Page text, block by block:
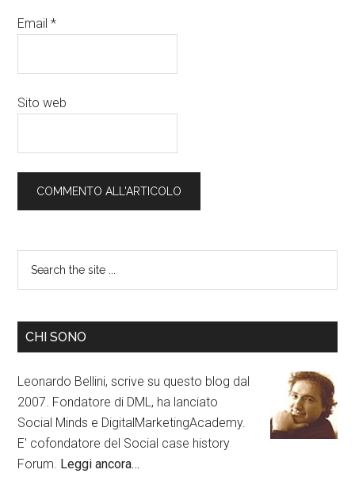
Email*
Sito web
CHI SONO
Leonardo Bellini, scrive su questo blog dal
2007. Fondatore di DML, ha lanciato
Social Minds e DigitalMarketingAcademy.
E' cofondatore del Social case history
Forum. Leggi ancora…